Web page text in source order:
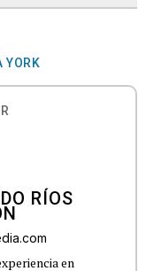
YORK
RÍOS
en